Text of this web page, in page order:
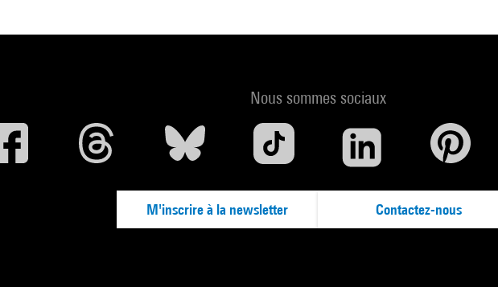
Nous sommes sociaux
M'inscrire à la newsletter Contactez-nous